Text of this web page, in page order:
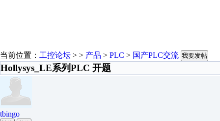
当前位置： 工控论坛 > > 产品 > PLC > 国产PLC交流 我要发帖
Hollysys_LE系列PLC 开题
tbingo